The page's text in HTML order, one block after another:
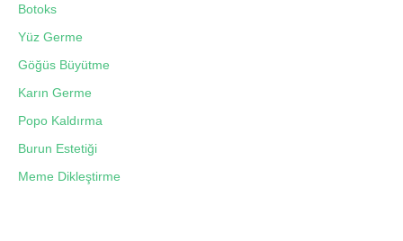
Botoks
Yüz Germe
Göğüs Büyütme
Karın Germe
Popo Kaldırma
Burun Estetiği
Meme Dikleştirme